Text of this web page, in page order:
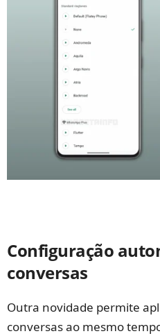
Configuração
conversas
Outra novidade permite
conversas ao mesmo